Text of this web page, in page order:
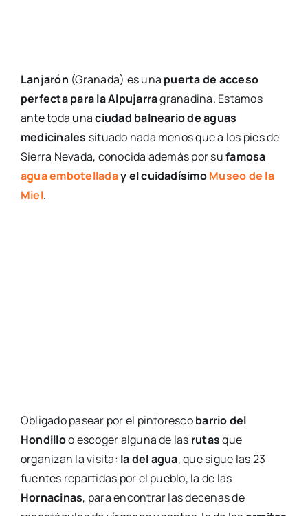
Lanjarón (Granada) es una puerta de acceso
perfecta para la Alpujarragranadina. Estamos
ante toda unaciudad balneario de aguas
medicinales situado nada menos que a los pies de
Sierra Nevada, conocida además por sufamosa
agua embotelladay el cuidadísimoMuseo de la
Miel.
Obligado pasear por el pintorescobarrio del
Hondilloo escoger alguna de las rutasque
organizan la visita: la del agua, que sigue las 23
fuentes repartidas por el pueblo, la de las
Hornacinas, para encontrar las decenas de